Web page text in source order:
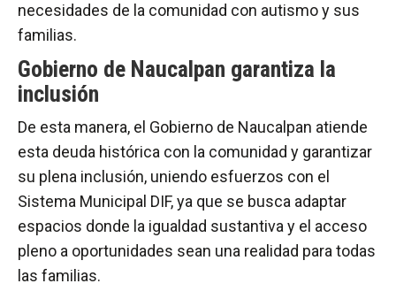
necesidades de la comunidad con autismo y sus
familias.
Gobierno de Naucalpan garantiza la
inclusión
De esta manera, el Gobierno de Naucalpan atiende
esta deuda histórica con la comunidad y garantizar
su plena inclusión, uniendo esfuerzos con el
Sistema Municipal DIF, ya que se busca adaptar
espacios donde la igualdad sustantiva y el acceso
pleno a oportunidades sean una realidad para todas
las familias.